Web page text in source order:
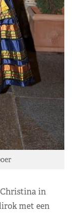
in
met een